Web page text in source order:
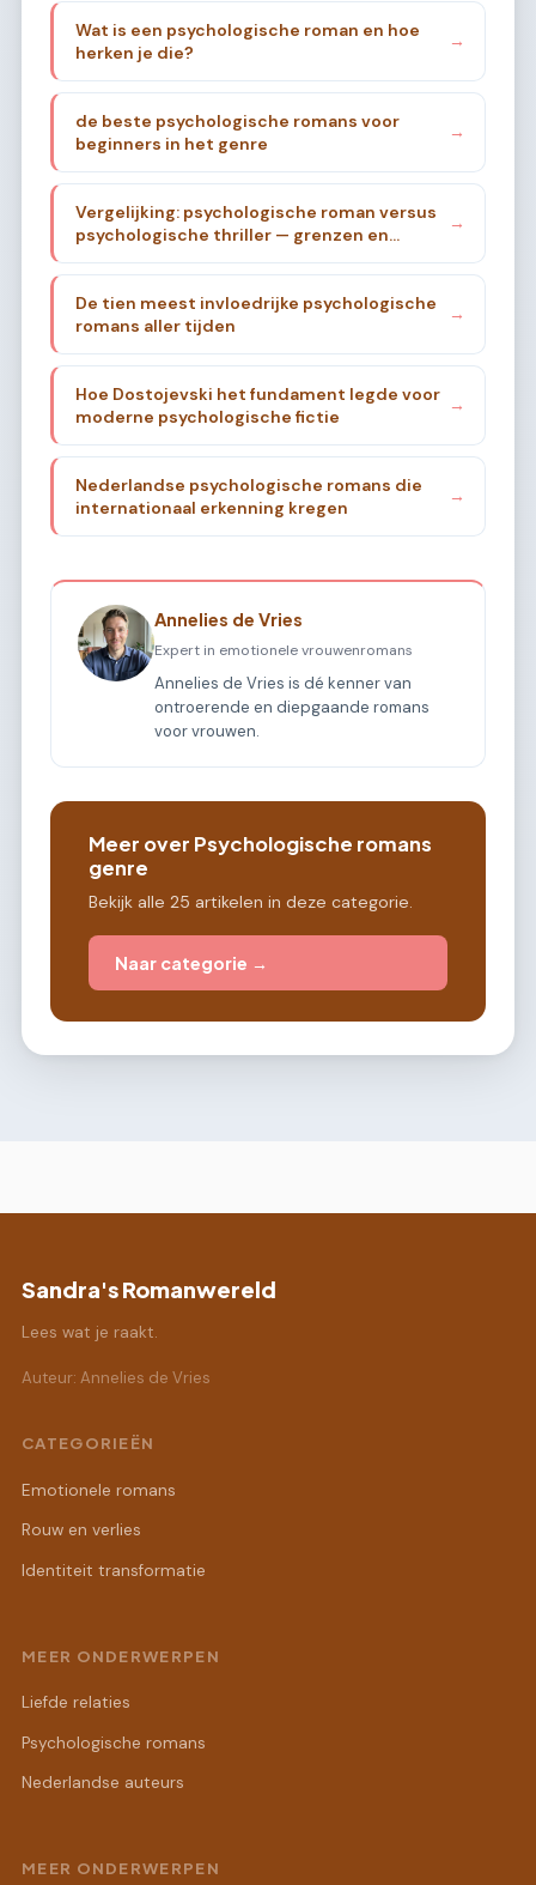
Wat is een psychologische roman en hoe
herken je die?
→
de beste psychologische romans voor
beginners in het genre
→
Vergelijking: psychologische roman versus
psychologische thriller — grenzen en
overlap
→
De tien meest invloedrijke psychologische
romans aller tijden
→
Hoe Dostojevski het fundament legde voor
moderne psychologische fictie
→
Nederlandse psychologische romans die
internationaal erkenning kregen
→
Annelies de Vries
Expert in emotionele vrouwenromans
Annelies de Vries is dé kenner van
ontroerende en diepgaande romans
voor vrouwen.
Meer over Psychologische romans
genre
Bekijk alle 25 artikelen in deze categorie.
Naar categorie →
Sandra's Romanwereld
Lees wat je raakt.
Auteur: Annelies de Vries
CATEGORIEËN
Emotionele romans
Rouw en verlies
Identiteit transformatie
MEER ONDERWERPEN
Liefde relaties
Psychologische romans
Nederlandse auteurs
MEER ONDERWERPEN